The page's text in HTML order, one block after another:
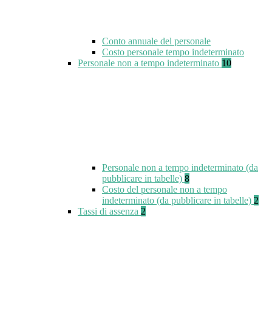
Conto annuale del personale
Costo personale tempo indeterminato
Personale non a tempo indeterminato 10
Personale non a tempo indeterminato (da
pubblicare in tabelle) 8
Costo del personale non a tempo
indeterminato (da pubblicare in tabelle) 2
Tassi di assenza 2